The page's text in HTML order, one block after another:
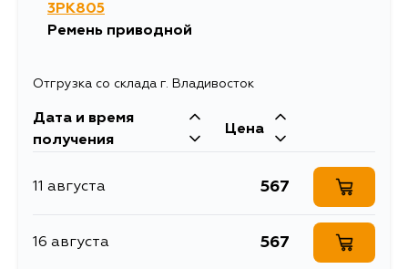
3PK805
Ремень приводной
Отгрузка со склада г. Владивосток
Дата и время
получения
Цена
11 августа 567
16 августа 567